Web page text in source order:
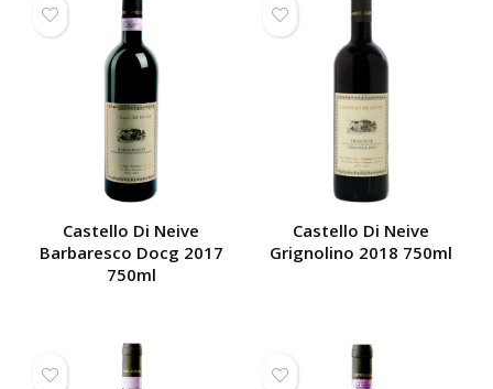
Castello Di Neive
Barbaresco Docg 2017
750ml
Castello Di Neive
Grignolino 2018 750ml